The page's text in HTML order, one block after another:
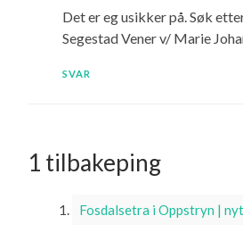
Det er eg usikker på. Søk
Segestad Vener v/ Marie
SVAR
1 tilbakeping
Fosdalsetra i Oppstryn |